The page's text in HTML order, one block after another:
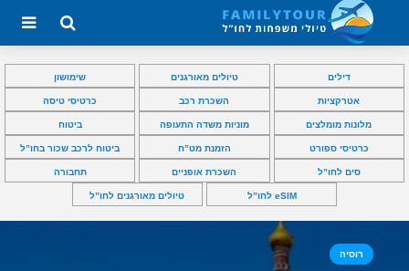
דילים טיולים מאורגנים שימושון
אטרקציות השכרת רכב כרטיסי טיסה
מלונות מומלצים מוניות משדה התעופה ביטוח
כרטיסי ספורט הזמנת מט”ח ביטוח לרכב שכור בחו”ל
סים לחו”ל השכרת אופניים תחבורה
eSIM לחו”ל טיולים מאורגנים לחו”ל
רוסיה